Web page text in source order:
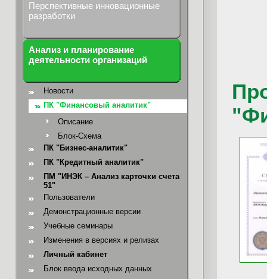
Перспективные инновационные
разработки
Анализ и планирование
деятельности организаций
Новости
ПК "Финансовый аналитик"
Описание
Блок-Схема
ПК "Бизнес-аналитик"
ПК "Кредитный аналитик"
ПМ "ИНЭК – Анализ карточки счета
51"
Пользователи
Демонстрационные версии
Учебные семинары
Изменения в версиях и релизах
Личный кабинет
Блок ввода исходных данных